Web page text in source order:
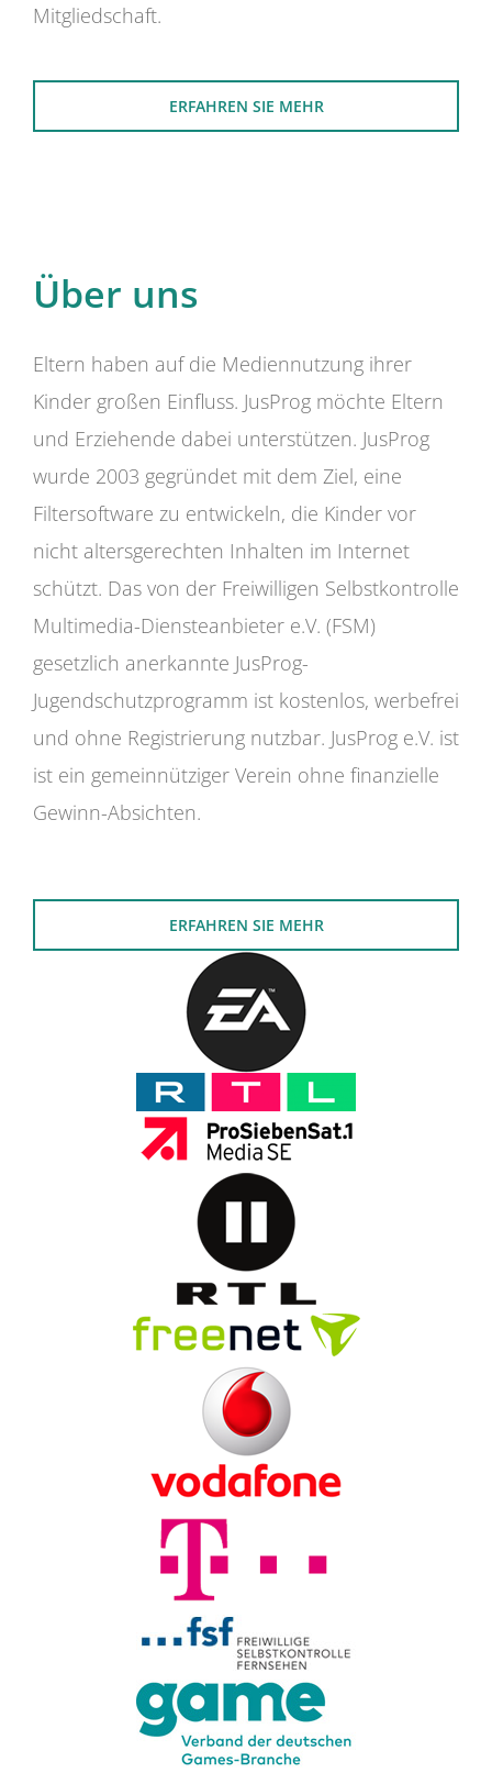
Mitgliedschaft.
ERFAHREN SIE MEHR
Über uns
Eltern haben auf die Mediennutzung ihrer
Kinder großen Einfluss. JusProg möchte Eltern
und Erziehende dabei unterstützen. JusProg
wurde 2003 gegründet mit dem Ziel, eine
Filtersoftware zu entwickeln, die Kinder vor
nicht altersgerechten Inhalten im Internet
schützt. Das von der Freiwilligen Selbstkontrolle
Multimedia-Diensteanbieter e.V. (FSM)
gesetzlich anerkannte JusProg-
Jugendschutzprogramm ist kostenlos, werbefrei
und ohne Registrierung nutzbar. JusProg e.V. ist
ist ein gemeinnütziger Verein ohne finanzielle
Gewinn-Absichten.
ERFAHREN SIE MEHR